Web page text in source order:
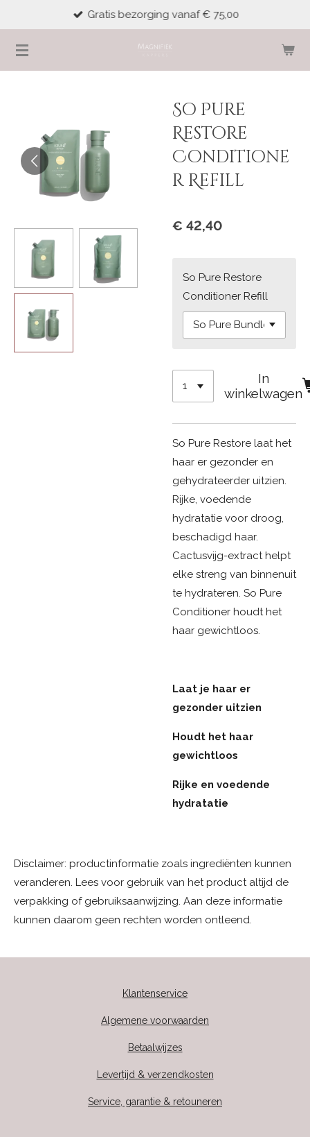
naar
de
Gratis bezorging vanaf € 75,00
So Pure
Restore
Conditione
r Refill
€ 42,40
So Pure Restore
Conditioner Refill
In
winkelwagen
So Pure Restore laat het
haar er gezonder en
gehydrateerder uitzien.
Rijke, voedende
hydratatie voor droog,
beschadigd haar.
Cactusvijg-extract helpt
elke streng van binnenuit
te hydrateren. So Pure
Conditioner houdt het
haar gewichtloos.
Laat je haar er
gezonder uitzien
Houdt het haar
gewichtloos
Rijke en voedende
hydratatie
Disclaimer: productinformatie zoals ingrediënten kunnen
veranderen. Lees voor gebruik van het product altijd de
verpakking of gebruiksaanwijzing. Aan deze informatie
kunnen daarom geen rechten worden ontleend.
Klantenservice
Algemene voorwaarden
Betaalwijzes
Levertijd & verzendkosten
Service, garantie & retouneren